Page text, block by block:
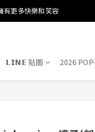
更多快樂和笑容
𝗟𝗜𝗡𝗘 貼圖 2026